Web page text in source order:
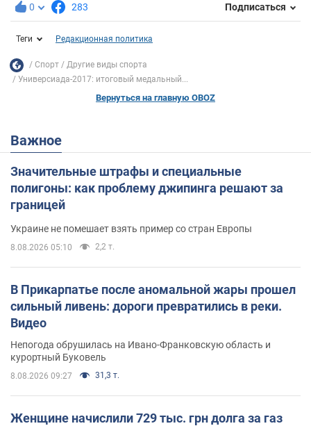
0 283 Подписаться
Теги Редакционная политика
Спорт
Другие виды спорта
Универсиада-2017: итоговый медальный...
Вернуться на главную OBOZ
Важное
Значительные штрафы и специальные
полигоны: как проблему джипинга решают за
границей
Украине не помешает взять пример со стран Европы
8.08.2026 05:10 2,2 т.
В Прикарпатье после аномальной жары прошел
сильный ливень: дороги превратились в реки.
Видео
Непогода обрушилась на Ивано-Франковскую область и
курортный Буковель
8.08.2026 09:27 31,3 т.
Женщине начислили 729 тыс. грн долга за газ